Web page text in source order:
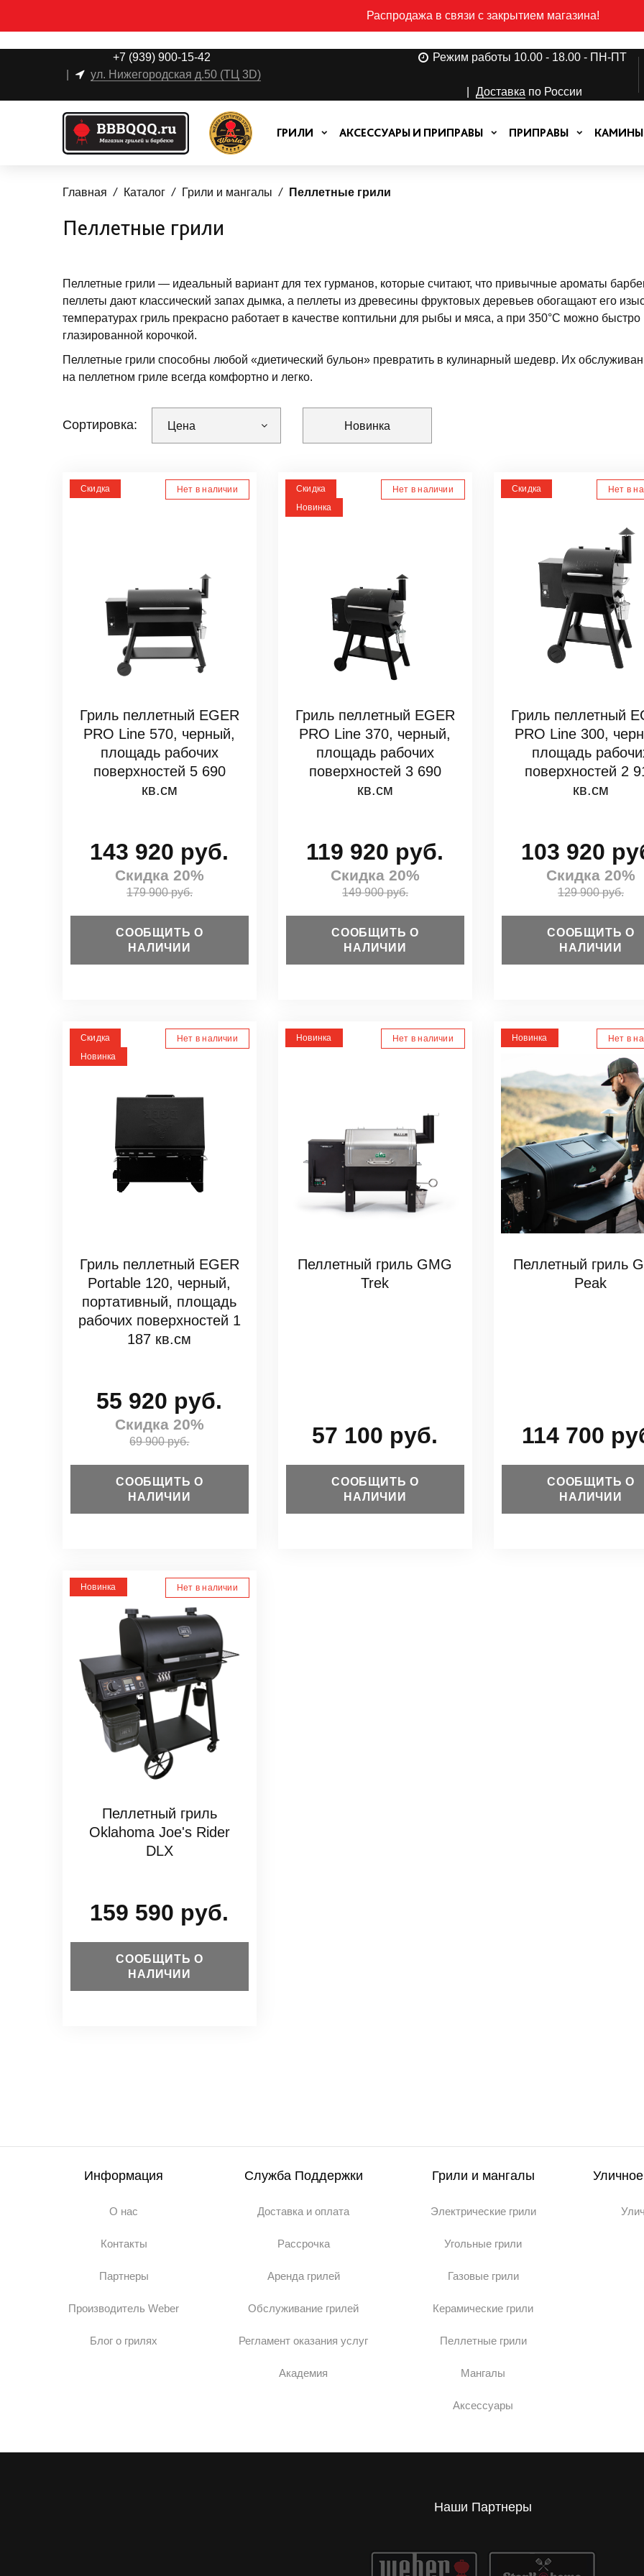
Распродажа в связи с закрытием магазина!
+7 (939) 900-15-42
ул. Нижегородская д.50 (ТЦ 3D)
Режим работы 10.00 - 18.00 - ПН-ПТ
Доставка по России
ГРИЛИ АКСЕССУАРЫ И ПРИПРАВЫ ПРИПРАВЫ КАМИНЫ
Главная Каталог Грили и мангалы Пеллетные грили
Пеллетные грили
Пеллетные грили — идеальный вариант для тех гурманов, которые считают, что привычные ароматы
пеллеты дают классический запах дымка, а пеллеты из древесины фруктовых деревьев обогащают его
температурах гриль прекрасно работает в качестве коптильни для рыбы и мяса, а при 350°С можно
глазированной корочкой.
Пеллетные грили способны любой «диетический бульон» превратить в кулинарный шедевр. Их
на пеллетном гриле всегда комфортно и легко.
Сортировка: Цена Новинка
Скидка Нет в наличии
Гриль пеллетный EGER
PRO Line 570, черный,
площадь рабочих
поверхностей 5 690
кв.см
143 920 руб.
Скидка 20%
179 900 руб.
СООБЩИТЬ О
НАЛИЧИИ
Скидка
Новинка
Нет в наличии
Гриль пеллетный EGER
PRO Line 370, черный,
площадь рабочих
поверхностей 3 690
кв.см
119 920 руб.
Скидка 20%
149 900 руб.
СООБЩИТЬ О
НАЛИЧИИ
Скидка Нет в
Гриль пеллетный
PRO Line 300,
площадь
поверхностей 2
кв.см
103 920
Скидка 20%
129 900 руб.
СООБЩИТЬ О
НАЛИЧИИ
Скидка
Новинка
Нет в наличии
Гриль пеллетный EGER
Portable 120, черный,
портативный, площадь
рабочих поверхностей 1
187 кв.см
55 920 руб.
Скидка 20%
69 900 руб.
СООБЩИТЬ О
НАЛИЧИИ
Новинка Нет в наличии
Пеллетный гриль GMG
Trek
57 100 руб.
СООБЩИТЬ О
НАЛИЧИИ
Новинка Нет в
Пеллетный гриль
Peak
114 700
СООБЩИТЬ О
НАЛИЧИИ
Новинка Нет в наличии
Пеллетный гриль
Oklahoma Joe's Rider
DLX
159 590 руб.
СООБЩИТЬ О
НАЛИЧИИ
Информация
О нас
Контакты
Партнеры
Производитель Weber
Блог о грилях
Служба Поддержки
Доставка и оплата
Рассрочка
Аренда грилей
Обслуживание грилей
Регламент оказания услуг
Академия
Грили и мангалы
Электрические грили
Угольные грили
Газовые грили
Керамические грили
Пеллетные грили
Мангалы
Аксессуары
Наши Партнеры